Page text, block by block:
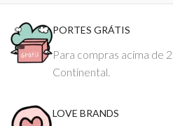
PORTES GRÁTIS
Para compras acima de
Continental.
LOVE BRANDS